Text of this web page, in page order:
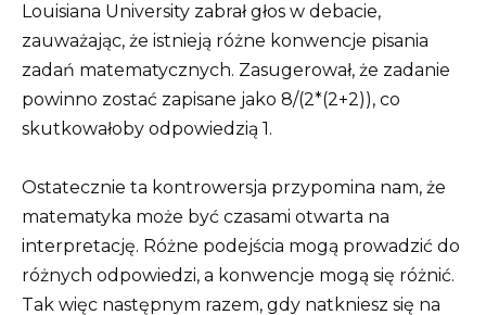
Louisiana University zabrał głos w debacie,
zauważając, że istnieją różne konwencje pisania
zadań matematycznych. Zasugerował, że zadanie
powinno zostać zapisane jako 8/(2*(2+2)), co
skutkowałoby odpowiedzią 1.
Ostatecznie ta kontrowersja przypomina nam, że
matematyka może być czasami otwarta na
interpretację. Różne podejścia mogą prowadzić do
różnych odpowiedzi, a konwencje mogą się różnić.
Tak więc następnym razem, gdy natkniesz się na